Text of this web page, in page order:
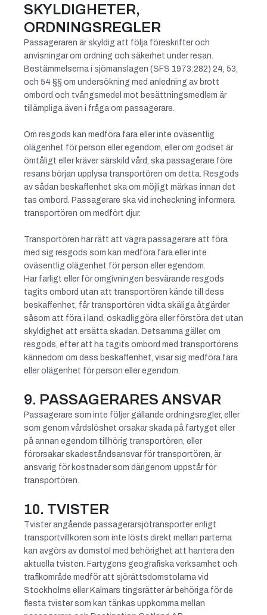
SKYLDIGHETER,
ORDNINGSREGLER
Passageraren är skyldig att följa föreskrifter och
anvisningar om ordning och säkerhet under resan.
Bestämmelserna i sjömanslagen (SFS 1973:282) 24, 53,
och 54 §§ om undersökning med anledning av brott
ombord och tvångsmedel mot besättningsmedlem är
tillämpliga även i fråga om passagerare.
Om resgods kan medföra fara eller inte oväsentlig
olägenhet för person eller egendom, eller om godset är
ömtåligt eller kräver särskild vård, ska passagerare före
resans början upplysa transportören om detta. Resgods
av sådan beskaffenhet ska om möjligt märkas innan det
tas ombord. Passagerare ska vid incheckning informera
transportören om medfört djur.
Transportören har rätt att vägra passagerare att föra
med sig resgods som kan medföra fara eller inte
oväsentlig olägenhet för person eller egendom.
Har farligt eller för omgivningen besvärande resgods
tagits ombord utan att transportören kände till dess
beskaffenhet, får transportören vidta skäliga åtgärder
såsom att föra i land, oskadliggöra eller förstöra det utan
skyldighet att ersätta skadan. Detsamma gäller, om
resgods, efter att ha tagits ombord med transportörens
kännedom om dess beskaffenhet, visar sig medföra fara
eller olägenhet för person eller egendom.
9. PASSAGERARES ANSVAR
Passagerare som inte följer gällande ordningsregler, eller
som genom vårdslöshet orsakar skada på fartyget eller
på annan egendom tillhörig transportören, eller
förorsakar skadeståndsansvar för transportören, är
ansvarig för kostnader som därigenom uppstår för
transportören.
10. TVISTER
Tvister angående passagerarsjötransporter enligt
transportvillkoren som inte lösts direkt mellan parterna
kan avgörs av domstol med behörighet att hantera den
aktuella tvisten. Fartygens geografiska verksamhet och
trafikområde medför att sjörättsdomstolarna vid
Stockholms eller Kalmars tingsrätter är behöriga för de
flesta tvister som kan tänkas uppkomma mellan